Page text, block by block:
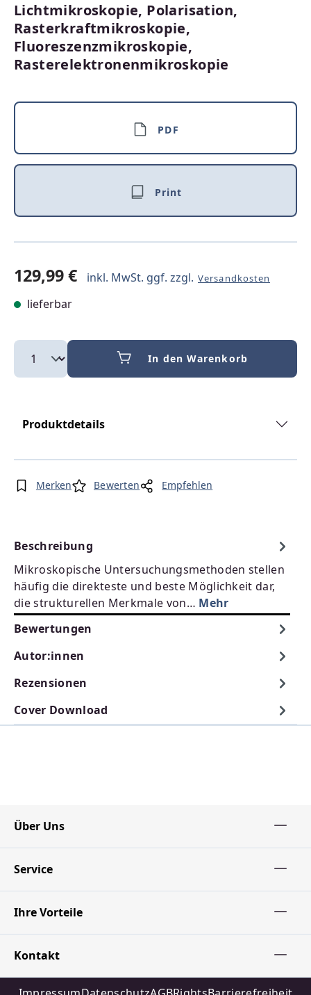
Lichtmikroskopie, Polarisation,
Rasterkraftmikroskopie,
Fluoreszenzmikroskopie,
Rasterelektronenmikroskopie
PDF
Print
129,99 € inkl. MwSt. ggf. zzgl. Versandkosten
lieferbar
In den Warenkorb
Produktdetails
Merken Bewerten Empfehlen
Beschreibung
Mikroskopische Untersuchungsmethoden stellen
häufig die direkteste und beste Möglichkeit dar,
die strukturellen Merkmale von… Mehr
Bewertungen
Autor:innen
Rezensionen
Cover Download
Über Uns
Service
Ihre Vorteile
Kontakt